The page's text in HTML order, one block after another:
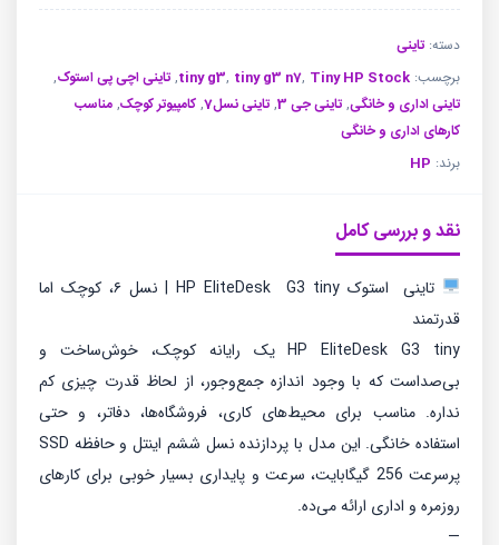
دسته: تاینی
برچسب: tiny g3, tiny g3 n7, Tiny HP Stock
, تاینی اچی پی استوک,
تاینی اداری و خانگی, تاینی جی 3 , تاینی نسل7 , کامپیوتر کوچک, مناسب
کارهای اداری و خانگی
برند: HP
نقد و بررسی کامل
تاینی استوک HP EliteDesk G3 tiny | نسل ۶، کوچک اما
قدرتمند
HP EliteDesk G3 tiny یک رایانه کوچک، خوش‌ساخت و
بی‌صداست که با وجود اندازه جمع‌وجور، از لحاظ قدرت چیزی کم
نداره. مناسب برای محیط‌های کاری، فروشگاه‌ها، دفاتر، و حتی
استفاده خانگی. این مدل با پردازنده نسل ششم اینتل و حافظه SSD
پرسرعت 256 گیگابایت، سرعت و پایداری بسیار خوبی برای کارهای
روزمره و اداری ارائه می‌ده.
—